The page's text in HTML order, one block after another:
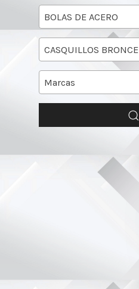
BOLAS DE ACERO
CASQUILLOS BRONCE
Marcas